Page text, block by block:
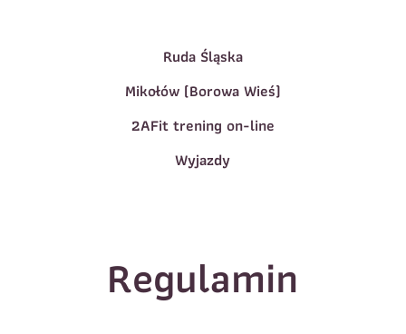
Ruda Śląska
Mikołów (Borowa Wieś)
2AFit trening on-line
Wyjazdy
Regulamin